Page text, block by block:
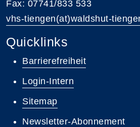
Fax: 07741/833 533
vhs-tiengen(at)waldshut-
Quicklinks
Barrierefreiheit
Login-Intern
Sitemap
Newsletter-Abonnement